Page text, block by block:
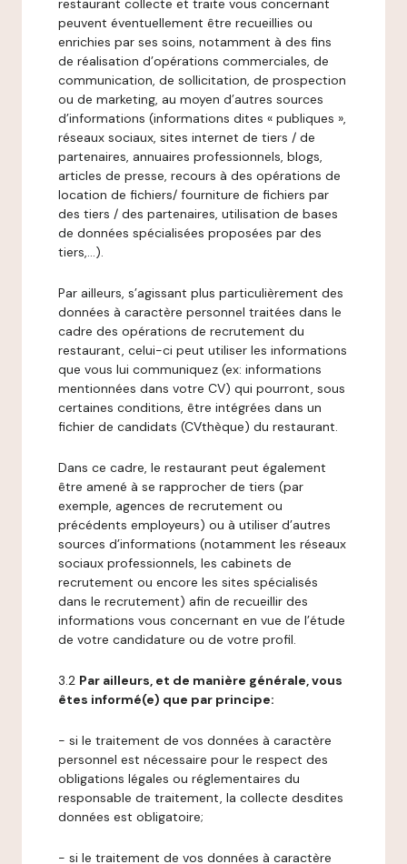
restaurant collecte et traite vous concernant
peuvent éventuellement être recueillies ou
enrichies par ses soins, notamment à des fins
de réalisation d’opérations commerciales, de
communication, de sollicitation, de prospection
ou de marketing, au moyen d’autres sources
d’informations (informations dites « publiques »,
réseaux sociaux, sites internet de tiers / de
partenaires, annuaires professionnels, blogs,
articles de presse, recours à des opérations de
location de fichiers/ fourniture de fichiers par
des tiers / des partenaires, utilisation de bases
de données spécialisées proposées par des
tiers,…).
Par ailleurs, s’agissant plus particulièrement des
données à caractère personnel traitées dans le
cadre des opérations de recrutement du
restaurant, celui-ci peut utiliser les informations
que vous lui communiquez (ex: informations
mentionnées dans votre CV) qui pourront, sous
certaines conditions, être intégrées dans un
fichier de candidats (CVthèque) du restaurant.
Dans ce cadre, le restaurant peut également
être amené à se rapprocher de tiers (par
exemple, agences de recrutement ou
précédents employeurs) ou à utiliser d’autres
sources d’informations (notamment les réseaux
sociaux professionnels, les cabinets de
recrutement ou encore les sites spécialisés
dans le recrutement) afin de recueillir des
informations vous concernant en vue de l’étude
de votre candidature ou de votre profil.
3.2 Par ailleurs, et de manière générale, vous
êtes informé(e) que par principe:
- si le traitement de vos données à caractère
personnel est nécessaire pour le respect des
obligations légales ou réglementaires du
responsable de traitement, la collecte desdites
données est obligatoire;
- si le traitement de vos données à caractère